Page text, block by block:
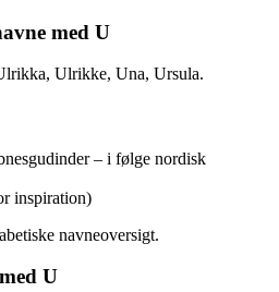
med U
Ulrikke, Una, Ursula.
– i følge nordisk
inspiration)
navneoversigt.
U